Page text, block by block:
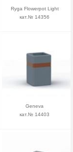
Ryga Flowerpot Light
кат.№ 14356
Geneva
кат.№ 14403